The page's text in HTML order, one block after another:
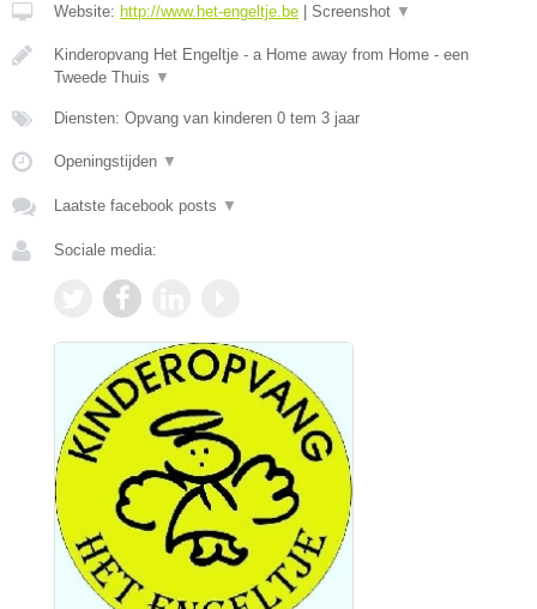
Website: http://www.het-engeltje.be Screenshot ▼
Kinderopvang Het Engeltje - a Home away from Home - een
Tweede Thuis ▼
Diensten: Opvang van kinderen 0 tem 3 jaar
Openingstijden ▼
Laatste facebook posts ▼
Sociale media: